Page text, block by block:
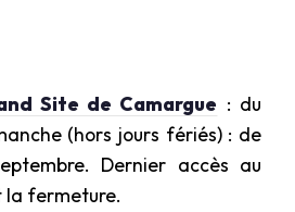
Site de Camargue : du
(hors jours fériés) : de
Dernier accès au
la fermeture.